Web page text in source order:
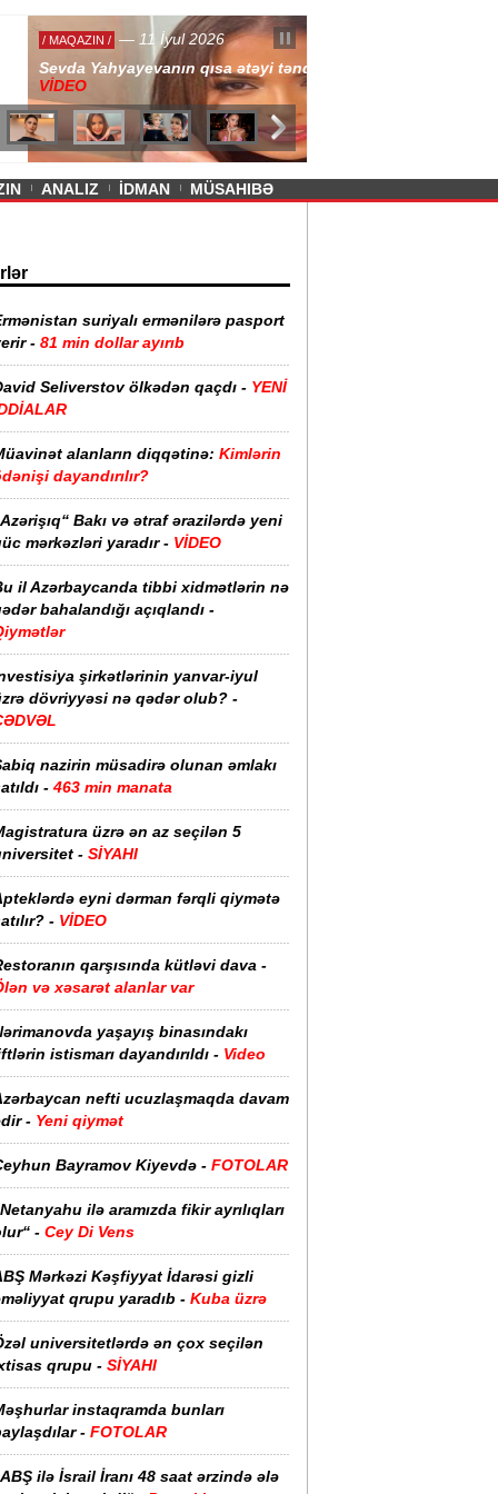
11 İyul 2026
qısa ətəyi tənqid olundu -
ANALIZ İDMAN MÜSAHIBƏ
suriyalı ermənilərə pasport
- 81 min dollar ayırıb
Seliverstov ölkədən qaçdı - YENİ
alanların diqqətinə: Kimlərin
dayandırılır?
Bakı və ətraf ərazilərdə yeni
mərkəzləri yaradır - VİDEO
il Azərbaycanda tibbi xidmətlərin nə
bahalandığı açıqlandı -
şirkətlərinin yanvar-iyul
dövriyyəsi nə qədər olub? -
nazirin müsadirə olunan əmlakı
- 463 min manata
üzrə ən az seçilən 5
- SİYAHI
eyni dərman fərqli qiymətə
- VİDEO
qarşısında kütləvi dava -
və xəsarət alanlar var
yaşayış binasındakı
istismarı dayandırıldı - Video
nefti ucuzlaşmaqda davam
- Yeni qiymət
Bayramov Kiyevdə - FOTOLAR
ilə aramızda fikir ayrılıqları
- Cey Di Vens
Mərkəzi Kəşfiyyat İdarəsi gizli
qrupu yaradıb - Kuba üzrə
universitetlərdə ən çox seçilən
qrupu - SİYAHI
instaqramda bunları
- FOTOLAR
ilə İsrail İranı 48 saat ərzində ələ